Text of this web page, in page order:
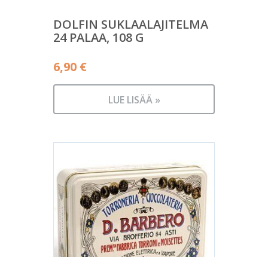
DOLFIN SUKLAALAJITELMA
24 PALAA, 108 G
6,90 €
LUE LISÄÄ »